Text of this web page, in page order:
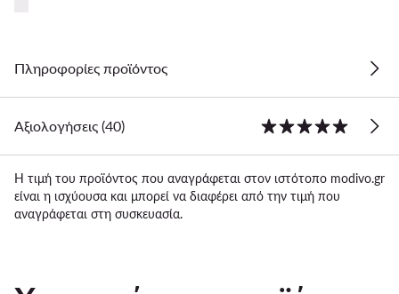
Πληροφορίες προϊόντος
Αξιολογήσεις (40)
Η τιμή του προϊόντος που αναγράφεται στον ιστότοπο modivo.gr
είναι η ισχύουσα και μπορεί να διαφέρει από την τιμή που
αναγράφεται στη συσκευασία.